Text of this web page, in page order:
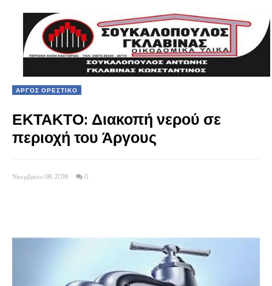
ΑΡΓΟΣ ΟΡΕΣΤΙΚΟ
ΕΚΤΑΚΤΟ: Διακοπή νερού σε
περιοχή του Άργους
Νοεμβρίου 08, 2018 0